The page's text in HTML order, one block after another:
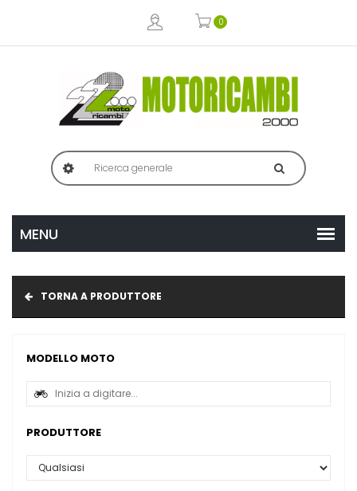
0
TORNA A PRODUTTORE
MODELLO MOTO
PRODUTTORE